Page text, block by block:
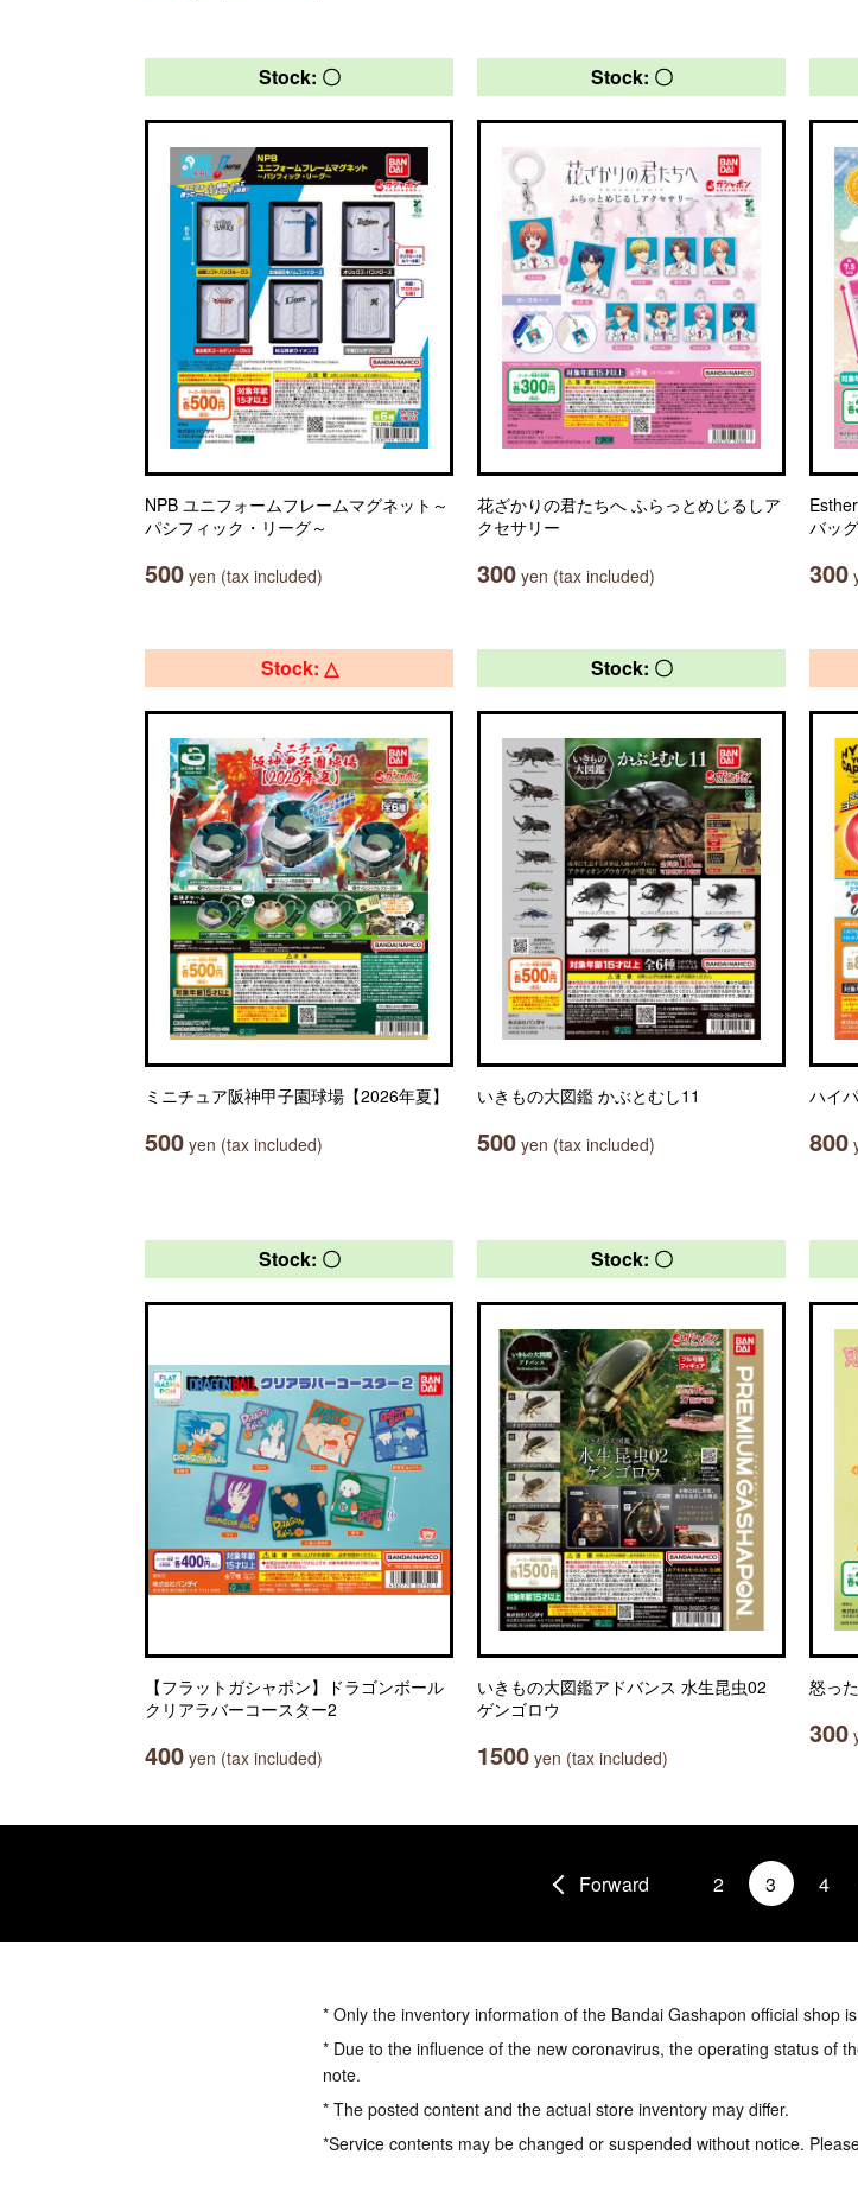
Stock: 〇
NPB ユニフォームフレームマグネット～
パシフィック・リーグ～
500 yen (tax included)
Stock: 〇
花ざかりの君たちへ ふらっとめじるしア
クセサリー
300 yen (tax included)
バッ
300
Stock: △
ミニチュア阪神甲子園球場【2026年夏】
500 yen (tax included)
Stock: 〇
いきもの大図鑑 かぶとむし11
500 yen (tax included)
ハイ
800
Stock: 〇
【フラットガシャポン】ドラゴンボール
クリアラバーコースター2
400 yen (tax included)
Stock: 〇
いきもの大図鑑アドバンス 水生昆虫02
ゲンゴロウ
1500 yen (tax included)
怒っ
300
Forward 2 3 4
* Only the inventory information of the Bandai Gashapon official shop
* Due to the influence of the new coronavirus, the operating status of
note.
* The posted content and the actual store inventory may differ.
*Service contents may be changed or suspended without notice.